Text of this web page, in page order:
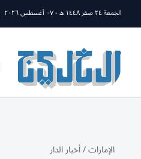
الجمعة ٢٤ صفر ١٤٤٨ ه - ٠٧ أغسطس ٢٠٢٦
الإمارات/أخبار الدار